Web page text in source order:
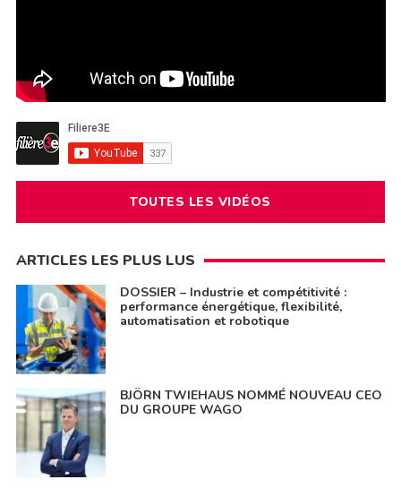
TOUTES LES VIDÉOS
ARTICLES LES PLUS LUS
DOSSIER – Industrie et compétitivité :
performance énergétique, flexibilité,
automatisation et robotique
BJÖRN TWIEHAUS NOMMÉ NOUVEAU CEO
DU GROUPE WAGO